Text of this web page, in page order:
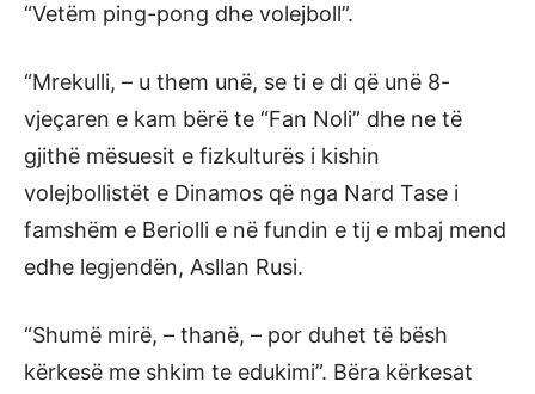
“Vetëm ping-pong dhe volejboll”.
“Mrekulli, – u them unë, se ti e di që unë 8-
vjeçaren e kam bërë te “Fan Noli” dhe ne të
gjithë mësuesit e fizkulturës i kishin
volejbollistët e Dinamos që nga Nard Tase i
famshëm e Beriolli e në fundin e tij e mbaj mend
edhe legjendën, Asllan Rusi.
“Shumë mirë, – thanë, – por duhet të bësh
kërkesë me shkim te edukimi”. Bëra kërkesat